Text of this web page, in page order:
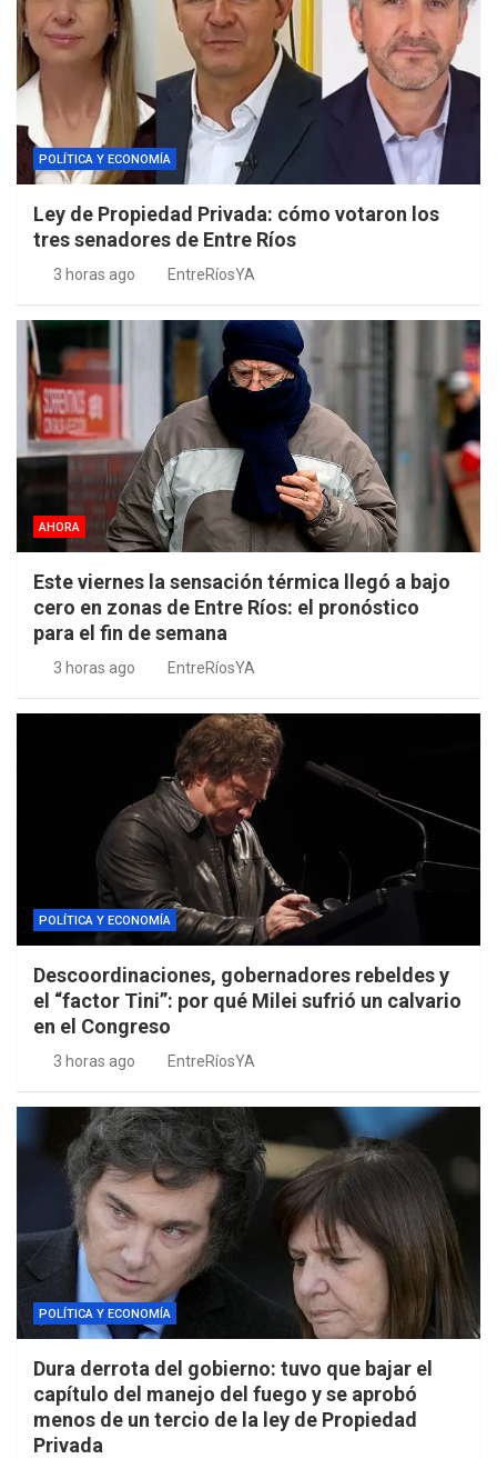
POLÍTICA Y ECONOMÍA
Ley de Propiedad Privada: cómo votaron los
tres senadores de Entre Ríos
3 horas ago EntreRíosYA
AHORA
Este viernes la sensación térmica llegó a bajo
cero en zonas de Entre Ríos: el pronóstico
para el fin de semana
3 horas ago EntreRíosYA
POLÍTICA Y ECONOMÍA
Descoordinaciones, gobernadores rebeldes y
el “factor Tini”: por qué Milei sufrió un calvario
en el Congreso
3 horas ago EntreRíosYA
POLÍTICA Y ECONOMÍA
Dura derrota del gobierno: tuvo que bajar el
capítulo del manejo del fuego y se aprobó
menos de un tercio de la ley de Propiedad
Privada